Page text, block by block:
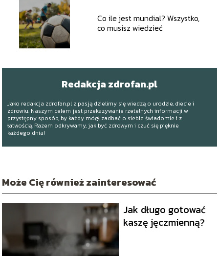
Co ile jest mundial? Wszystko,
co musisz wiedzieć
Redakcja zdrofan.pl
Jako redakcja zdrofan.pl z pasją dzielimy się wiedzą o urodzie, diecie i
zdrowiu. Naszym celem jest przekazywanie rzetelnych informacji w
przystępny sposób, by każdy mógł zadbać o siebie świadomie i z
łatwością. Razem odkrywamy, jak być zdrowym i czuć się pięknie
każdego dnia!
Może Cię również zainteresować
Jak długo gotować
kaszę jęczmienną?